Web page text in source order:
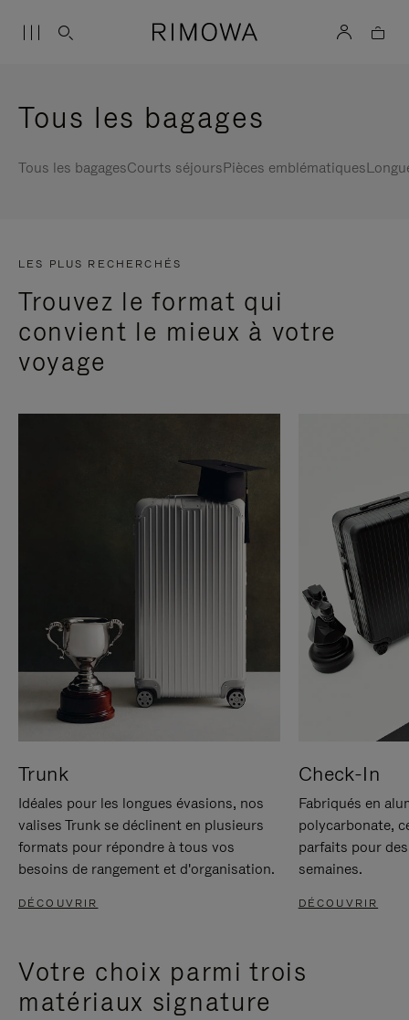
Tous les bagages
Tous les bagagesCourts séjoursPièces emblématiques
LES PLUS RECHERCHÉS
Trouvez le format qui
convient le mieux à votre
voyage
Trunk
Idéales pour les longues évasions, nos
valises Trunk se déclinent en plusieurs
formats pour répondre à tous vos
besoins de rangement et d'organisation.
DÉCOUVRIR
Check-In
Fabriqués en
polycarbonate,
parfaits pour
semaines.
DÉCOUVRIR
Votre choix parmi trois
matériaux signature